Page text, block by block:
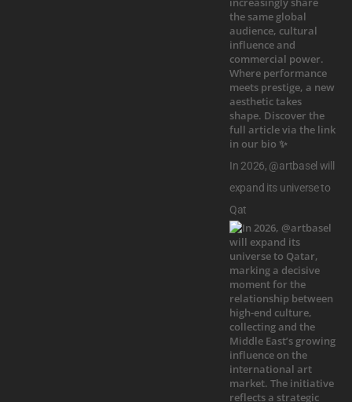
In 2026, @artbasel will
expand its universe to
Qat